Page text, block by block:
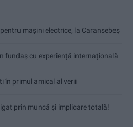
mașini electrice, la Caransebeș
fundaș cu experiență internațională
în primul amical al verii
prin muncă și implicare totală!